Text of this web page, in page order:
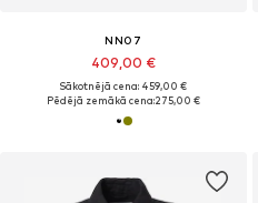
NN07
409,00 €
Sākotnējā cena: 459,00 €
Pēdējā zemākā cena:275,00 €